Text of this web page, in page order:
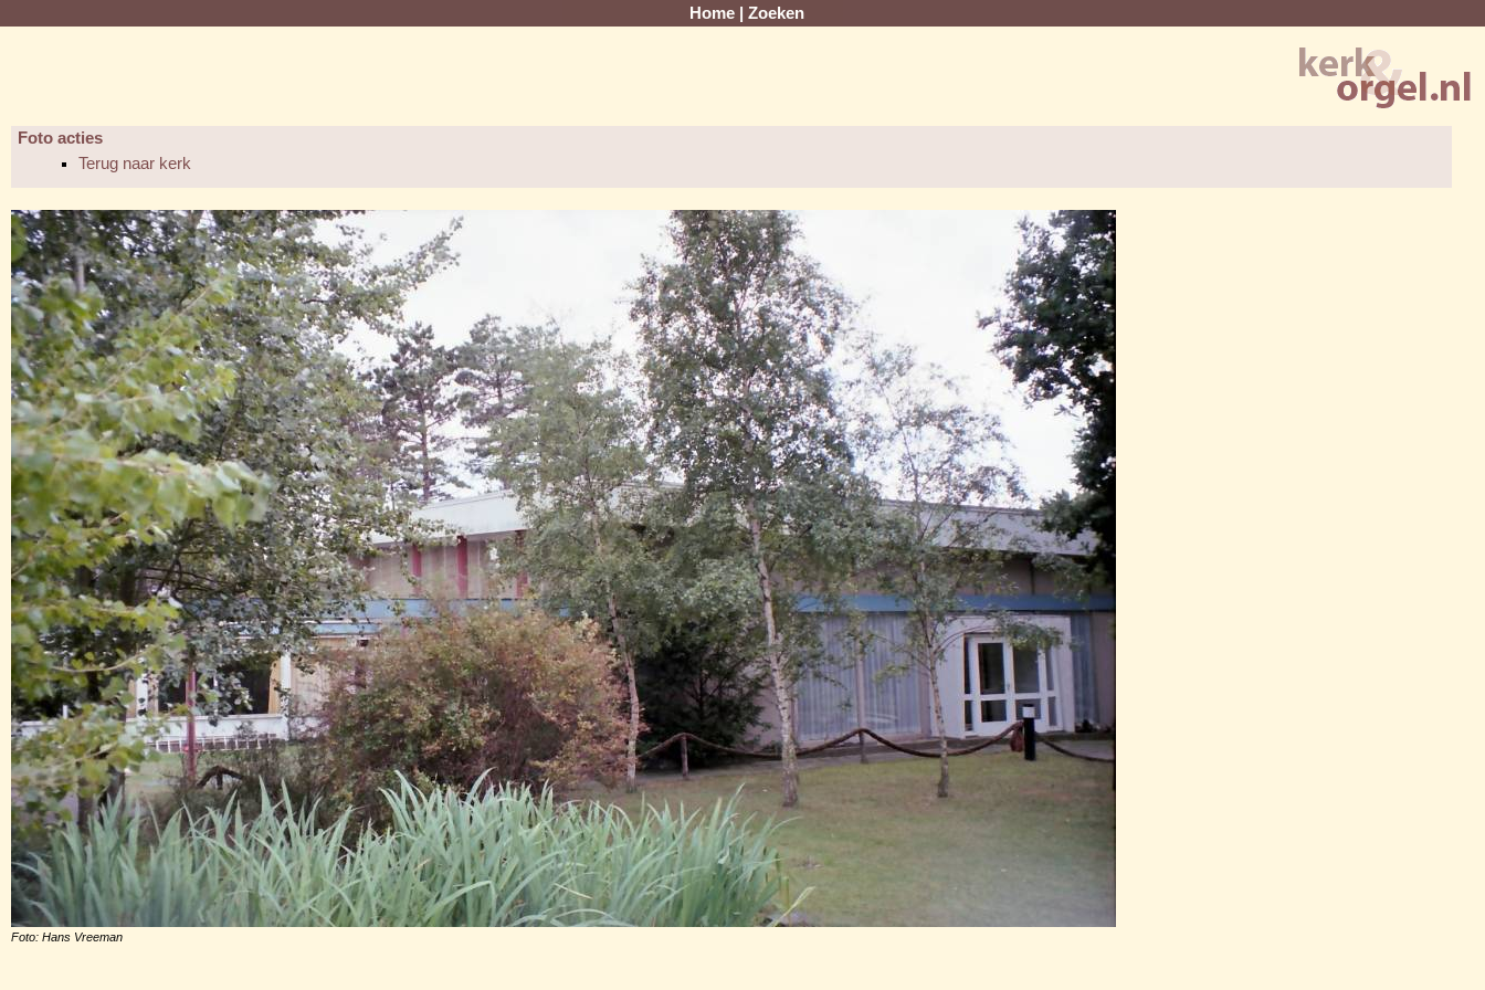
Home Zoeken
Foto acties
Terug naar kerk
Foto: Hans Vreeman